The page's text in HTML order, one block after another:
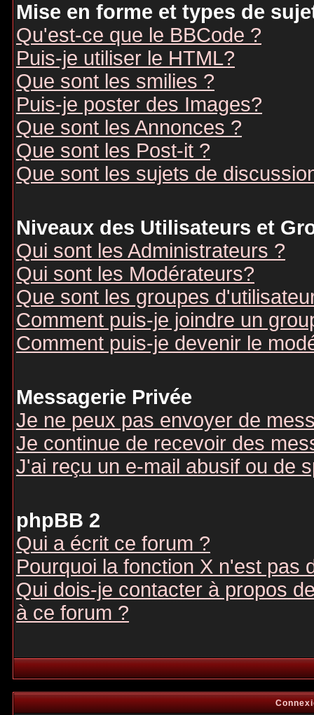
Mise en forme et types de
Qu'est-ce que le BBCode ?
Puis-je utiliser le HTML?
Que sont les smilies ?
Puis-je poster des Images?
Que sont les Annonces ?
Que sont les Post-it ?
Que sont les sujets de
Niveaux des Utilisateurs et
Qui sont les Administrateurs ?
Qui sont les Modérateurs?
Que sont les groupes
Comment puis-je joindre un
Comment puis-je devenir le
Messagerie Privée
Je ne peux pas envoyer de
Je continue de recevoir des
J'ai reçu un e-mail abusif ou de
phpBB 2
Qui a écrit ce forum ?
Pourquoi la fonction X n'est pas
Qui dois-je contacter à propos
à ce forum ?